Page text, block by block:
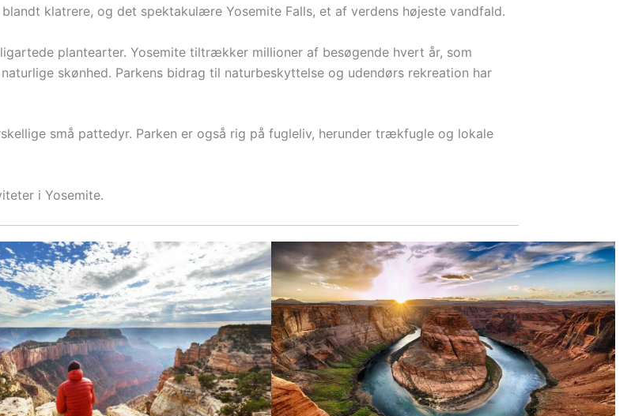
klatrere, og det spektakulære Yosemite Falls, et af verdens højeste vandfald.
plantearter. Yosemite tiltrækker millioner af besøgende hvert år, som
skønhed. Parkens bidrag til naturbeskyttelse og udendørs rekreation har
små pattedyr. Parken er også rig på fugleliv, herunder trækfugle og lokale
i Yosemite.